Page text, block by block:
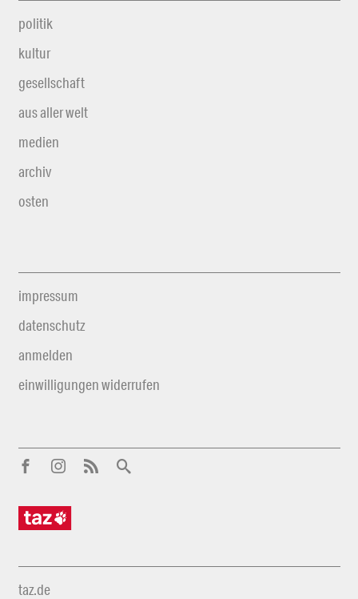
politik
kultur
gesellschaft
aus aller welt
medien
archiv
osten
impressum
datenschutz
anmelden
einwilligungen widerrufen
taz.de